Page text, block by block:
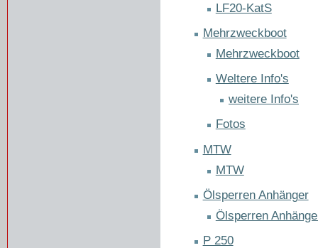
LF20-KatS
Mehrzweckboot
Mehrzweckboot
Weltere Info's
weitere Info's
Fotos
MTW
MTW
Ölsperren Anhänger
Ölsperren
P 250